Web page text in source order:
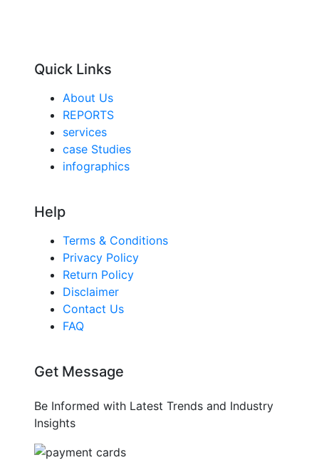
Quick Links
About Us
REPORTS
services
case Studies
infographics
Help
Terms & Conditions
Privacy Policy
Return Policy
Disclaimer
Contact Us
FAQ
Get Message
Be Informed with Latest Trends and Industry
Insights